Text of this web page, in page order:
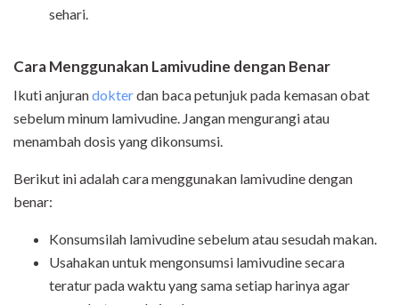
sehari.
Cara Menggunakan Lamivudine dengan Benar
Ikuti anjurandokterdan baca petunjuk pada kemasan obat
sebelum minum lamivudine. Jangan mengurangi atau
menambah dosis yang dikonsumsi.
Berikut ini adalah cara menggunakan lamivudine dengan
benar:
Konsumsilah lamivudine sebelum atau sesudah makan.
Usahakan untuk mengonsumsi lamivudine secara
teratur pada waktu yang sama setiap harinya agar